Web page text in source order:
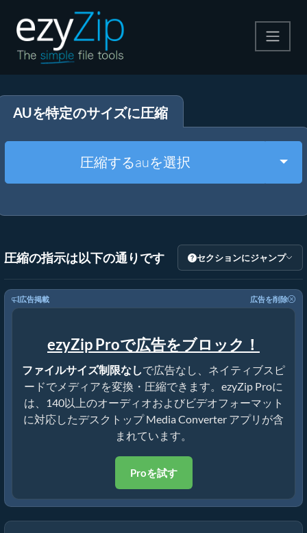
解凍する
その他のツール
AUを特定のサイズに圧縮
圧縮するauを選択
圧縮の指示は以下の通りです セクションにジャンプ
広告掲載 広告を削除
ezyZip Proで広告をブロック！
ファイルサイズ制限なしで広告なし、ネイティブスピ
ードでメディアを変換・圧縮できます。ezyZip Proに
は、140以上のオーディオおよびビデオフォーマット
に対応したデスクトップ Media Converter アプリが含
まれています。
Proを試す